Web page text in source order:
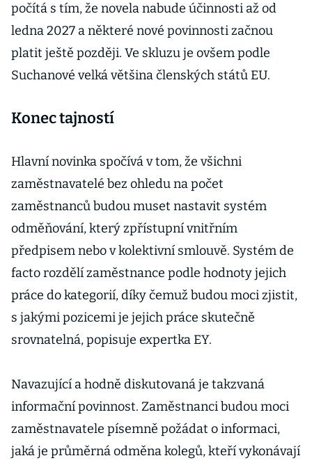
počítá s tím, že novela nabude účinnosti až od
ledna 2027 a některé nové povinnosti začnou
platit ještě později. Ve skluzu je ovšem podle
Suchanové velká většina členských států EU.
Konec tajností
Hlavní novinka spočívá v tom, že všichni
zaměstnavatelé bez ohledu na počet
zaměstnanců budou muset nastavit systém
odměňování, který zpřístupní vnitřním
předpisem nebo v kolektivní smlouvě. Systém de
facto rozdělí zaměstnance podle hodnoty jejich
práce do kategorií, díky čemuž budou moci zjistit,
s jakými pozicemi je jejich práce skutečně
srovnatelná, popisuje expertka EY.
Navazující a hodně diskutovaná je takzvaná
informační povinnost. Zaměstnanci budou moci
zaměstnavatele písemně požádat o informaci,
jaká je průměrná odměna kolegů, kteří vykonávají